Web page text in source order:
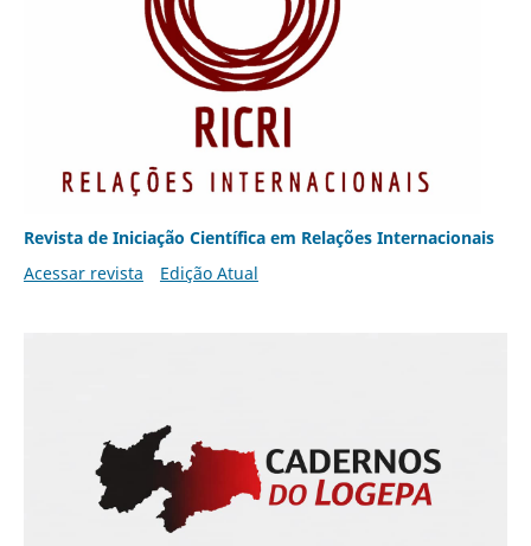
Revista de Iniciação Científica em Relações Internacionais
Acessar revista
Edição Atual